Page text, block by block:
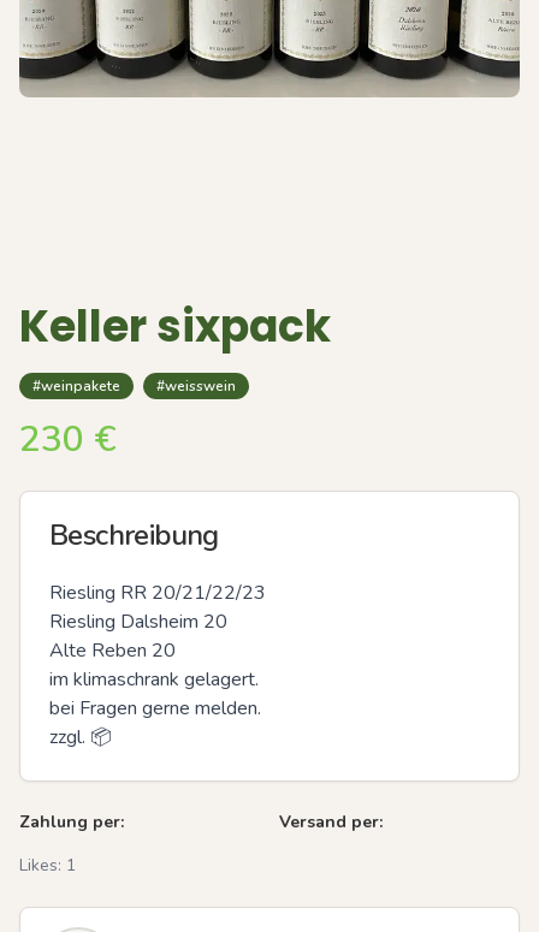
Keller sixpack
#weinpakete #weisswein
230 €
Beschreibung
Riesling RR 20/21/22/23
Riesling Dalsheim 20
Alte Reben 20
im klimaschrank gelagert.
bei Fragen gerne melden.
zzgl. 📦
Zahlung per:
Versand per:
Likes: 1